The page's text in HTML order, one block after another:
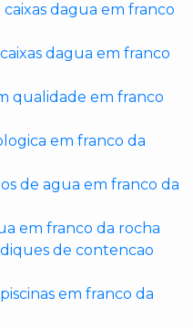
dagua em franco
dagua em franco
qualidade em franco
em franco da
de agua em franco da
em franco da rocha
de contencao
em franco da